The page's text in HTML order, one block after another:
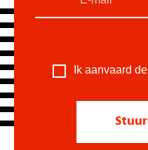
Ik aanvaard de